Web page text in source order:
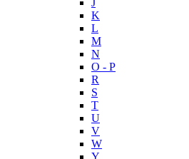
J
K
L
M
N
O - P
R
S
T
U
V
W